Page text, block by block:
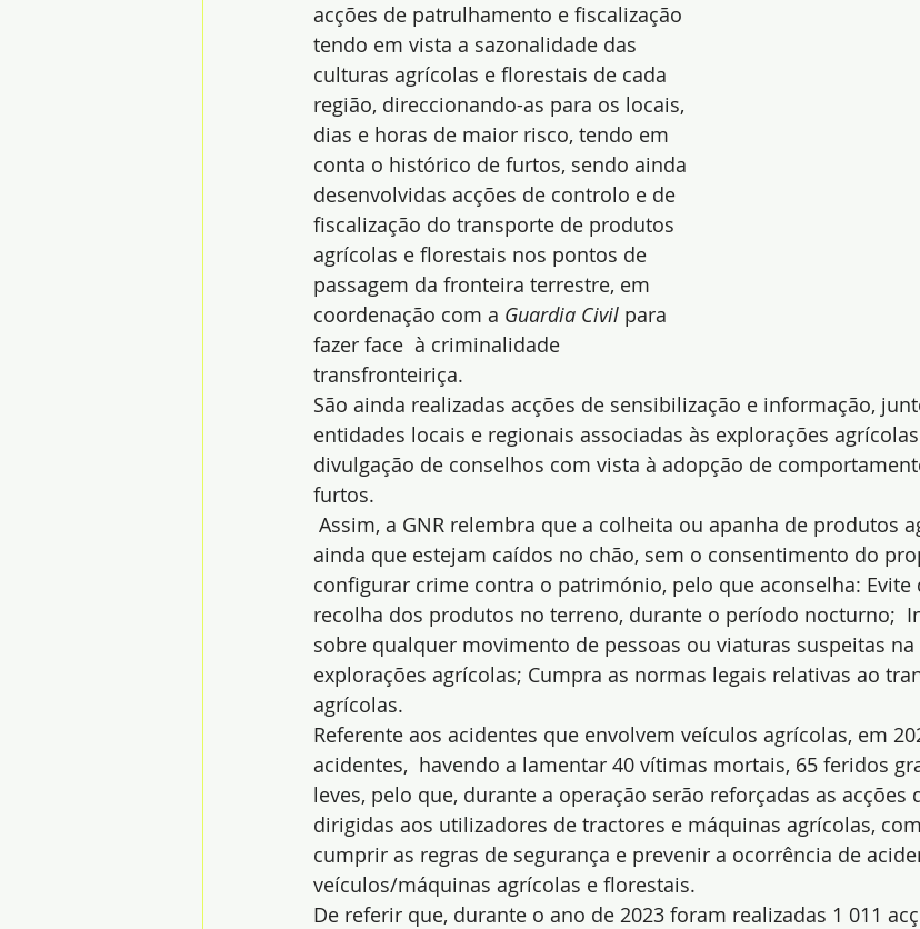
acções de patrulhamento e fiscalização
tendo em vista a sazonalidade das
culturas agrícolas e florestais de cada
região, direccionando-as para os locais,
dias e horas de maior risco, tendo em
conta o histórico de furtos, sendo ainda
desenvolvidas acções de controlo e de
fiscalização do transporte de produtos
agrícolas e florestais nos pontos de
passagem da fronteira terrestre, em
coordenação com a Guardia Civil para
fazer face  à criminalidade
transfronteiriça.
São ainda realizadas acções de sensibilização e informação,
entidades locais e regionais associadas às explorações
divulgação de conselhos com vista à adopção de
furtos.
Assim, a GNR relembra que a colheita ou apanha de produtos
ainda que estejam caídos no chão, sem o consentimento do
configurar crime contra o património, pelo que aconselha:
recolha dos produtos no terreno, durante o período nocturno;
sobre qualquer movimento de pessoas ou viaturas suspeitas
explorações agrícolas; Cumpra as normas legais relativas ao
agrícolas.
Referente aos acidentes que envolvem veículos agrícolas, em
acidentes,  havendo a lamentar 40 vítimas mortais, 65 feridos
leves, pelo que, durante a operação serão reforçadas as acções
dirigidas aos utilizadores de tractores e máquinas agrícolas,
cumprir as regras de segurança e prevenir a ocorrência de
veículos/máquinas agrícolas e florestais.
De referir que, durante o ano de 2023 foram realizadas 1 011